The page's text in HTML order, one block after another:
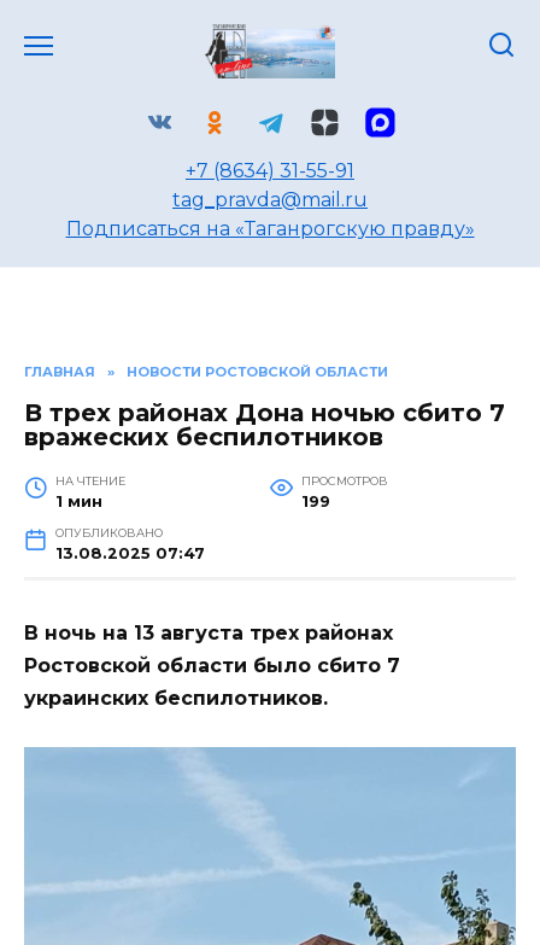
+7 (8634) 31-55-91
tag_pravda@mail.ru
Подписаться на «Таганрогскую правду»
ГЛАВНАЯ » НОВОСТИ РОСТОВСКОЙ ОБЛАСТИ
В трех районах Дона ночью сбито 7
вражеских беспилотников
НА ЧТЕНИЕ
1 мин
ПРОСМОТРОВ
199
ОПУБЛИКОВАНО
13.08.2025 07:47
В ночь на 13 августа трех районах
Ростовской области было сбито 7
украинских беспилотников.